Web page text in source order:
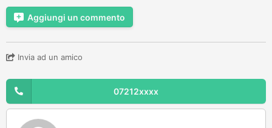
Aggiungi un commento
Invia ad un amico
07212xxxx